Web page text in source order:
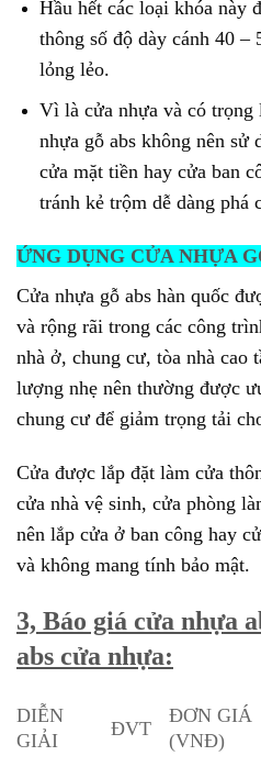
Hầu hết các loại khóa này
thông số độ dày cánh 40 –
lỏng lẻo.
Vì là cửa nhựa và có trọng
nhựa gỗ abs không nên
cửa mặt tiền hay cửa ban
tránh kẻ trộm dễ dàng phá
ỨNG DỤNG CỬA NHỰA
Cửa nhựa gỗ abs hàn quốc
và rộng rãi trong các công
nhà ở, chung cư, tòa nhà
lượng nhẹ nên thường được
chung cư để giảm trọng tải
Cửa được lắp đặt làm cửa
cửa nhà vệ sinh, cửa phòng
nên lắp cửa ở ban công hay
và không mang tính bảo mật.
3, Báo giá cửa nhựa
abs cửa nhựa:
DIỄN
GIẢI
ĐVT
ĐƠN GIÁ
(VNĐ)